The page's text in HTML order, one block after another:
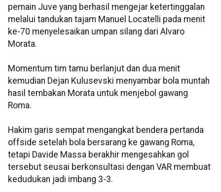
pemain Juve yang berhasil mengejar ketertinggalan
melalui tandukan tajam Manuel Locatelli pada menit
ke-70 menyelesaikan umpan silang dari Alvaro
Morata.
Momentum tim tamu berlanjut dan dua menit
kemudian Dejan Kulusevski menyambar bola muntah
hasil tembakan Morata untuk menjebol gawang
Roma.
Hakim garis sempat mengangkat bendera pertanda
offside setelah bola bersarang ke gawang Roma,
tetapi Davide Massa berakhir mengesahkan gol
tersebut seusai berkonsultasi dengan VAR membuat
kedudukan jadi imbang 3-3.